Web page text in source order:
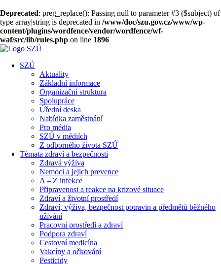
Deprecated: preg_replace(): Passing null to parameter #3 ($subject) of
type array|string is deprecated in /www/doc/szu.gov.cz/www/wp-
content/plugins/wordfence/vendor/wordfence/wf-
waf/src/lib/rules.php on line 1896
SZÚ
Aktuality
Základní informace
Organizační struktura
Spolupráce
Úřední deska
Nabídka zaměstnání
Pro média
SZÚ v médiích
Z odborného života SZÚ
Témata zdraví a bezpečnosti
Zdravá výživa
Nemoci a jejich prevence
A – Z infekce
Připravenost a reakce na krizové situace
Zdraví a životní prostředí
Zdraví, výživa, bezpečnost potravin a předmětů běžného
užívání
Pracovní prostředí a zdraví
Podpora zdraví
Cestovní medicína
Vakcíny a očkování
Pesticidy